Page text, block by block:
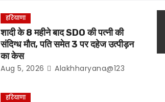
हरियाणा
शादी के 8 महीने बाद SDO की पत्नी की
संदिग्ध मौत, पति समेत 3 पर दहेज उत्पीड़न
का केस
Aug 5, 2026 Alakhharyana@123
हरियाणा